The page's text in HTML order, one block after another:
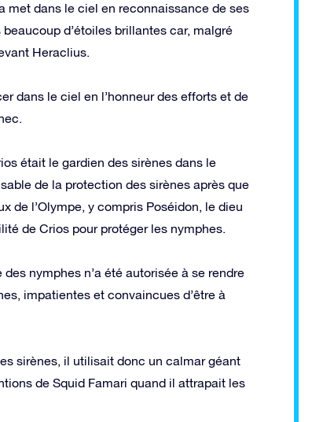
met dans le ciel en reconnaissance de ses
d’étoiles brillantes car, malgré
Heraclius.
dans le ciel en l’honneur des efforts et de
était le gardien des sirènes dans le
de la protection des sirènes après que
de l’Olympe, y compris Poséidon, le dieu
de Crios pour protéger les nymphes.
nymphes n’a été autorisée à se rendre
impatientes et convaincues d’être à
sirènes, il utilisait donc un calmar géant
de Squid Famari quand il attrapait les